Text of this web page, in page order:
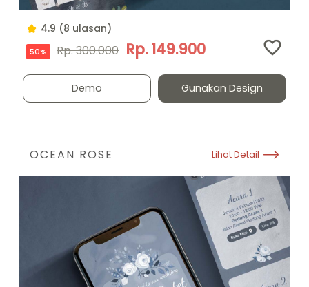
4.9 (8 ulasan)
50% Rp. 300.000 Rp. 149.900
Demo Gunakan Design
OCEAN ROSE Lihat Detail